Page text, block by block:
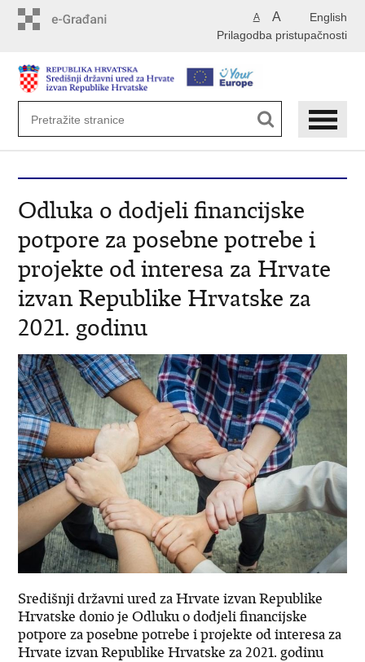
English
A A
Prilagodba pristupačnosti
Odluka o dodjeli financijske
potpore za posebne potrebe i
projekte od interesa za Hrvate
izvan Republike Hrvatske za
2021. godinu
Središnji državni ured za Hrvate izvan Republike
Hrvatske donio je Odluku o dodjeli financijske
potpore za posebne potrebe i projekte od interesa za
Hrvate izvan Republike Hrvatske za 2021. godinu